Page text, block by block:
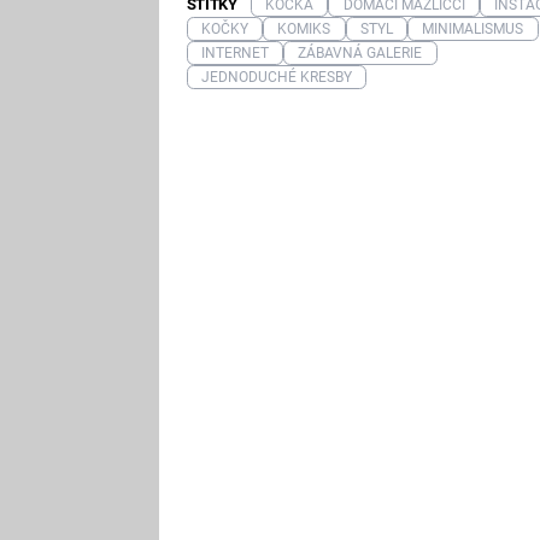
ŠTÍTKY KOČKA DOMÁCÍ MAZLÍČCI
KOČKY
KOMIKS STYL
MINIMALISMUS
INTERNET
ZÁBAVNÁ GALERIE
JEDNODUCHÉ KRESBY